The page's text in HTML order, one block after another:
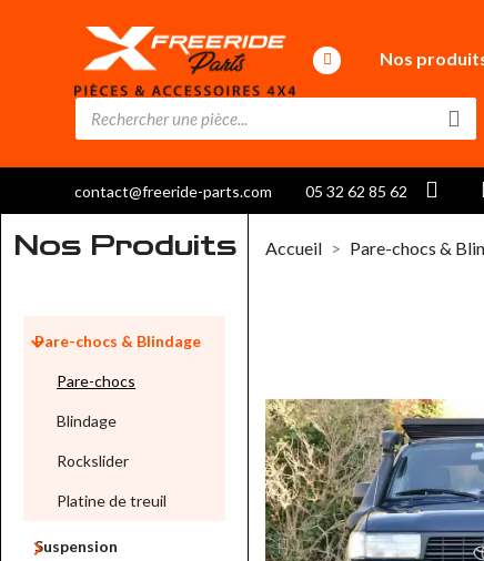
Nos
contact@freeride-parts.com 05 32 62 85 62
Accueil Pare-chocs &
Nos Produits
Pare-chocs & Blindage

Pare-chocs
Blindage
Rockslider
Platine de treuil
Suspension
